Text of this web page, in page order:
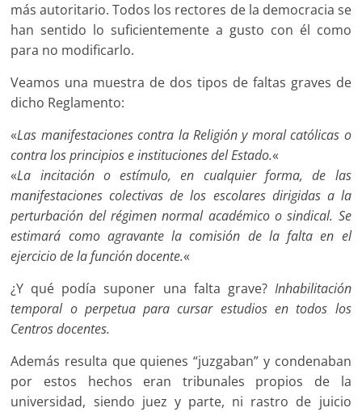
más autoritario. Todos los rectores de la democracia se
han sentido lo suficientemente a gusto con él como
para no modificarlo.
Veamos una muestra de dos tipos de faltas graves de
dicho Reglamento:
«Las manifestaciones contra la Religión y moral católicas o
contra los principios e instituciones del Estado.«
«La incitación o estímulo, en cualquier forma, de las
manifestaciones colectivas de los escolares dirigidas a la
perturbación del régimen normal académico o sindical. Se
estimará como agravante la comisión de la falta en el
ejercicio de la función docente.«
¿Y qué podía suponer una falta grave? Inhabilitación
temporal o perpetua para cursar estudios en todos los
Centros docentes.
Además resulta que quienes “juzgaban” y condenaban
por estos hechos eran tribunales propios de la
universidad, siendo juez y parte, ni rastro de juicio